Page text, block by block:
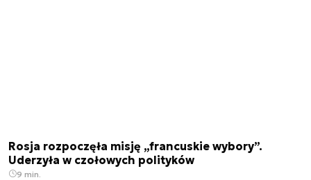
Rosja rozpoczęła misję „francuskie wybory”.
Uderzyła w czołowych polityków
9 min.